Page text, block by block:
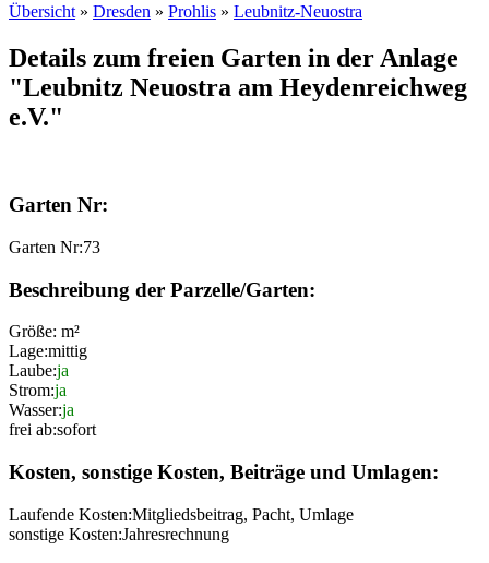
Übersicht » Dresden » Prohlis » Leubnitz-Neuostra
Details zum freien Garten in der Anlage
"Leubnitz Neuostra am Heydenreichweg
e.V."
Garten Nr:
Garten Nr:73
Beschreibung der Parzelle/Garten:
Größe: m²
Lage:mittig
Laube:ja
Strom:ja
Wasser:ja
frei ab:sofort
Kosten, sonstige Kosten, Beiträge und Umlagen:
Laufende Kosten:Mitgliedsbeitrag, Pacht, Umlage
sonstige Kosten:Jahresrechnung